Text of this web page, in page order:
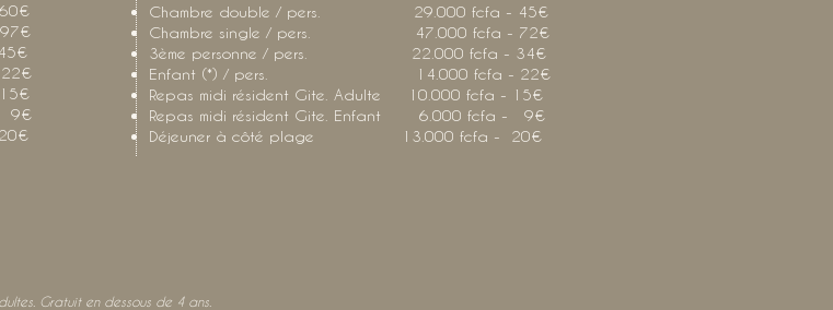
9€
Chambre double / pers. 29.000 fcfa - 45€
Chambre single / pers. 47.000 fcfa - 72€
3ème personne / pers. 22.000 fcfa - 34€
Enfant (*) / pers. 14.000 fcfa - 22€
Repas midi résident Gite. Adulte 10.000 fcfa - 15€
Repas midi résident Gite. Enfant 6.000 fcfa - 9€
Déjeuner à côté plage 13.000 fcfa - 20€
Gratuit en dessous de 4 ans.